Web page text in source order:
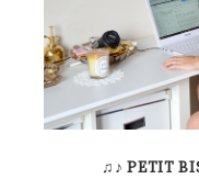
♫♪PETIT